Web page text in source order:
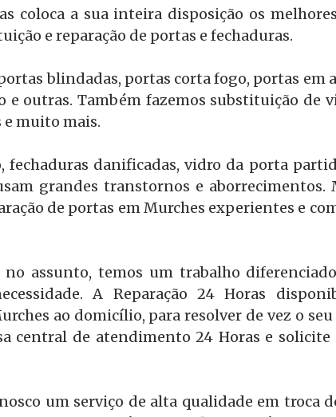
coloca a sua inteira disposição os
e reparação de portas e fechaduras.
blindadas, portas corta fogo, portas em
outras. Também fazemos substituição de
e muito mais.
danificadas, vidro da porta
grandes transtornos e aborrecimentos.
de portas em Murches experientes e
assunto, temos um trabalho
A Reparação 24 Horas
ao domicílio, para resolver de vez o
central de atendimento 24 Horas e
um serviço de alta qualidade em troca